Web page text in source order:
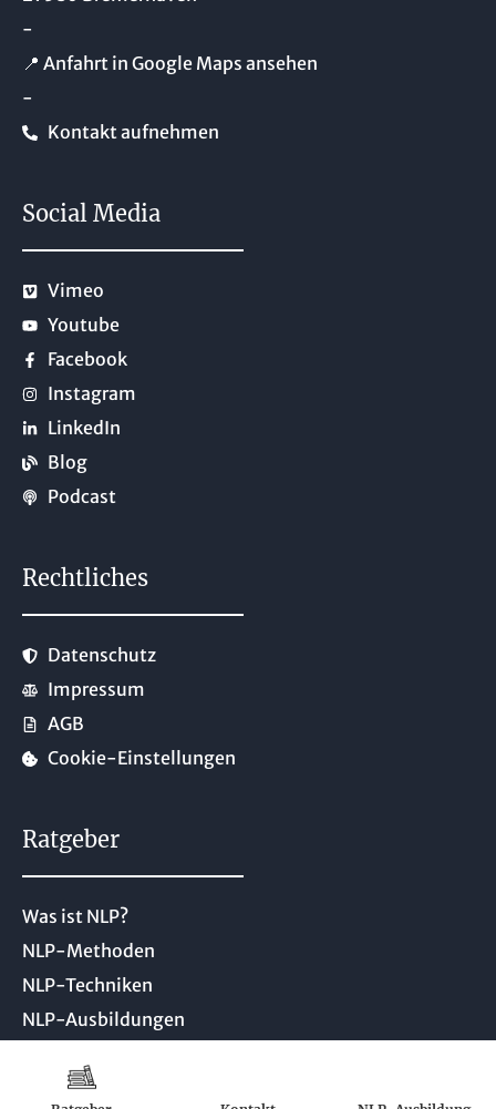
-
📍 Anfahrt in Google Maps ansehen
-
Kontakt aufnehmen
Social Media
Vimeo
Youtube
Facebook
Instagram
LinkedIn
Blog
Podcast
Rechtliches
Datenschutz
Impressum
AGB
Cookie-Einstellungen
Ratgeber
Was ist NLP?
NLP-Methoden
NLP-Techniken
NLP-Ausbildungen